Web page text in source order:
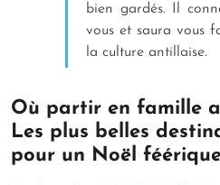
bien gardés. Il
vous et saura vous
la culture antillaise.
Où partir en famille
Les plus belles
pour un Noël